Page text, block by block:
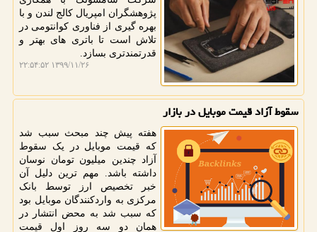
پژوهشگران امپریال کالج لندن و با
بهره گیری از فناوری کوانتومی در
تلاش است تا باتری های بهتر و
قدرتمندتری بسازد.
۱۳۹۹/۱۱/۲۶ ۲۲:۵۴:۵۲
سقوط آزاد قیمت موبایل در بازار
هفته پیش چند مبحث سبب شد
که قیمت موبایل در یک سقوط
آزاد چندین میلیون تومان نوسان
داشته باشد. مهم ترین دلیل آن
خبر تخصیص ارز توسط بانک
مرکزی به واردکنندگان موبایل بود
که سبب شد به محض انتشار در
همان دو سه روز اول قیمت